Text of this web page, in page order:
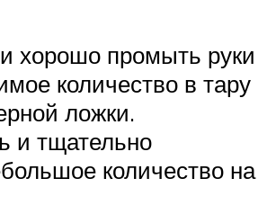
хорошо промыть руки
количество в тару
ложки.
и тщательно
количество на